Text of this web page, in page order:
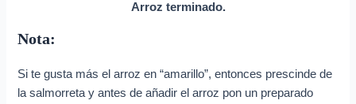
Arroz terminado.
Nota:
Si te gusta más el arroz en “amarillo”, entonces prescinde de
la salmorreta y antes de añadir el arroz pon un preparado